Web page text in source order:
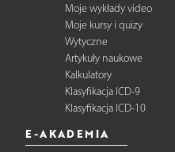
Moje wykłady video
Moje kursy i quizy
Wytyczne
Artykuły naukowe
Kalkulatory
Klasyfikacja ICD-9
Klasyfikacja ICD-10
E-AKADEMIA